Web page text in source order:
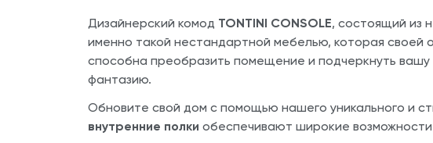
Дизайнерский комод TONTINI CONSOLE, состоящий из
именно такой нестандартной мебелью, которая своей
способна преобразить помещение и подчеркнуть
фантазию.
Обновите свой дом с помощью нашего уникального и
внутренние полки обеспечивают широкие возможности